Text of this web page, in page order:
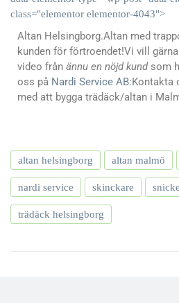
class="elementor elementor-4043">
Altan Helsingborg.Altan med
kunden för förtroendet!Vi vill
video från ännu en nöjd kundsom
oss på Nardi Service AB:Kontakta
med att bygga trädäck/altan i
altan helsingborg altan malmö
nardi service skinckare
trädäck helsingborg